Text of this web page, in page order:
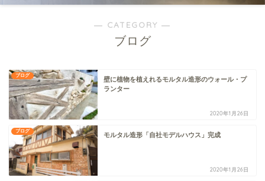
― CATEGORY ―
ブログ
ブログ
壁に植物を植えれるモルタル造形のウォール・プ
ランター
2020年1月26日
ブログ
モルタル造形「自社モデルハウス」完成
2020年1月26日